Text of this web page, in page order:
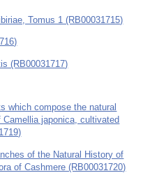
Tomus 1 (RB00031715)
(RB00031717)
which compose the natural
japonica, cultivated
of the Natural History of
of Cashmere (RB00031720)